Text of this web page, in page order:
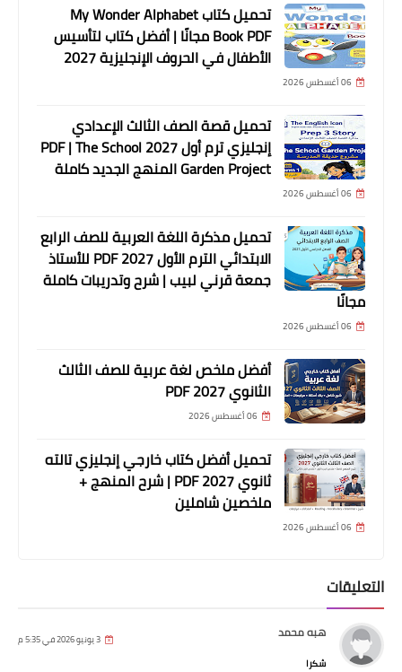
تحميل كتاب My Wonder Alphabet
Book PDF مجانًا | أفضل كتاب لتأسيس
الأطفال في الحروف الإنجليزية 2027
06 أغسطس 2026
تحميل قصة الصف الثالث الإعدادي
إنجليزي ترم أول 2027 PDF | The School
Garden Project المنهج الجديد كاملة
06 أغسطس 2026
تحميل مذكرة اللغة العربية للصف الرابع
الابتدائي الترم الأول 2027 PDF للأستاذ
جمعة قرني لبيب | شرح وتدريبات كاملة
مجانًا
06 أغسطس 2026
أفضل ملخص لغة عربية للصف الثالث
الثانوي 2027 PDF
06 أغسطس 2026
تحميل أفضل كتاب خارجي إنجليزي تالته
ثانوي 2027 PDF | شرح المنهج +
ملخصين شاملين
06 أغسطس 2026
التعليقات
هبه محمد 3 يونيو 2026 في 5:35 م
شكرا